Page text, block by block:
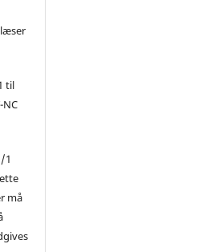
til
NC
1
må